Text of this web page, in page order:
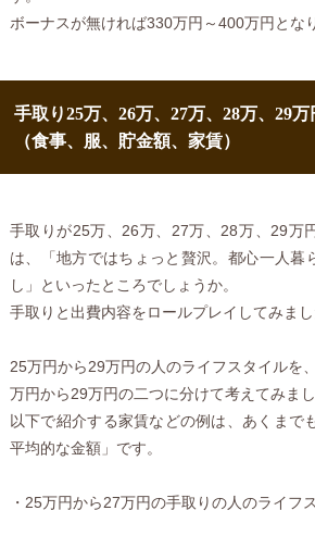
ボーナスが無ければ330万円～400万円とな
手取り25万、26万、27万、28万、29
（食事、服、貯金額、家賃）
手取りが25万、26万、27万、28万、29万
は、「地方ではちょっと贅沢。都心一人暮
し」といったところでしょうか。
手取りと出費内容をロールプレイしてみまし
25万円から29万円の人のライフスタイルを
万円から29万円の二つに分けて考えてみまし
以下で紹介する家賃などの例は、あくまで
平均的な金額」です。
・25万円から27万円の手取りの人のライフ